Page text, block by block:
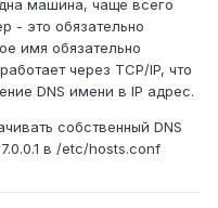
машина, чаще всего
- это обязательно
имя обязательно
через TCP/IP, что
DNS имени в IP адрес.
собственный DNS
в /etc/hosts.conf